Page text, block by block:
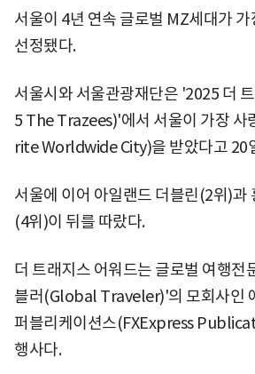
서울이 4년 연속 글로벌 MZ세대가
선정됐다.
서울시와 서울관광재단은 '2025 더
5 The Trazees)'에서 서울이 가장 사
rite Worldwide City)을 받았다고 20
서울에 이어 아일랜드 더블린(2위)과
(4위)이 뒤를 따랐다.
더 트래지스 어워드는 글로벌 여행전
블러(Global Traveler)'의 모회사인
퍼블리케이션스(FXExpress
행사다.